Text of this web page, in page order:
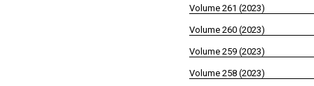
Volume 261 (2023)
Volume 260 (2023)
Volume 259 (2023)
Volume 258 (2023)